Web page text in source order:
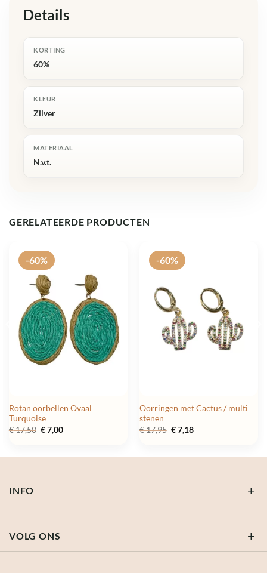
Details
KORTING
60%
KLEUR
Zilver
MATERIAAL
N.v.t.
GERELATEERDE PRODUCTEN
-60%
Rotan oorbellen Ovaal
Turquoise
€17,50 Oorspronkelijke
prijs
€7,00Huidige
-60%
Oorringen met Cactus / multi
stenen
€17,95 Oorspronkelijke
prijs
€7,18Huidige
INFO
VOLG ONS